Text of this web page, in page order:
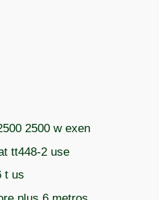
2500 w exen
tt448-2 use
t us